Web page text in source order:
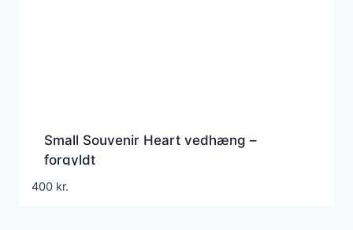
Small Souvenir Heart vedhæng –
forgyldt
400 kr.